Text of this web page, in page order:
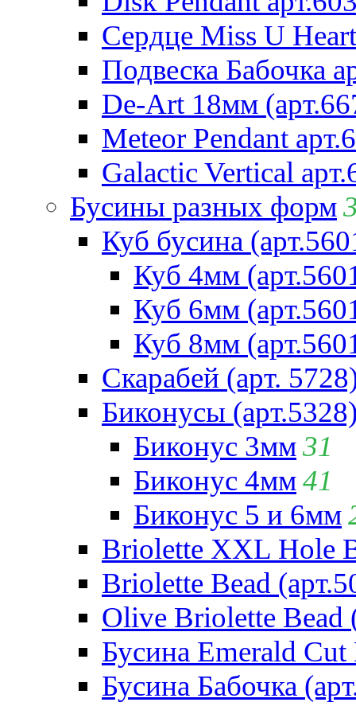
Сердце Miss U
Подвеска Бабочка
De-Art 18мм
Meteor Pendant
Galactic Vertical
Бусины разных форм
Куб бусина
Куб 4мм
Куб 6мм
Куб 8мм
Скарабей (арт.
Биконусы
Биконус 3мм31
Биконус 4мм41
Биконус 5 и 6мм
Briolette XXL Hole
Briolette Bead
Olive Briolette Bead
Бусина Emerald Cut
Бусина Бабочка